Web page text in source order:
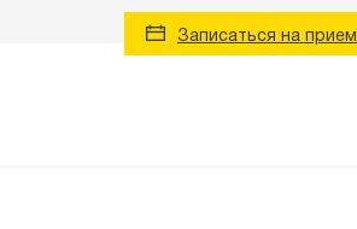
Записаться на прием